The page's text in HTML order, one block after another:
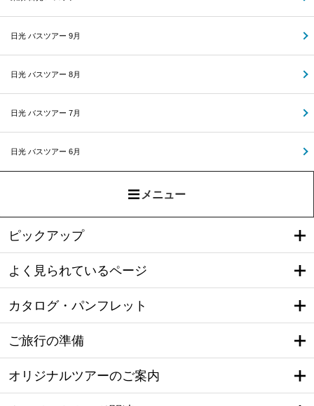
日光 バスツアー 9月
日光 バスツアー 8月
日光 バスツアー 7月
日光 バスツアー 6月
メニュー
ピックアップ
よく見られているページ
カタログ・パンフレット
ご旅行の準備
オリジナルツアーのご案内